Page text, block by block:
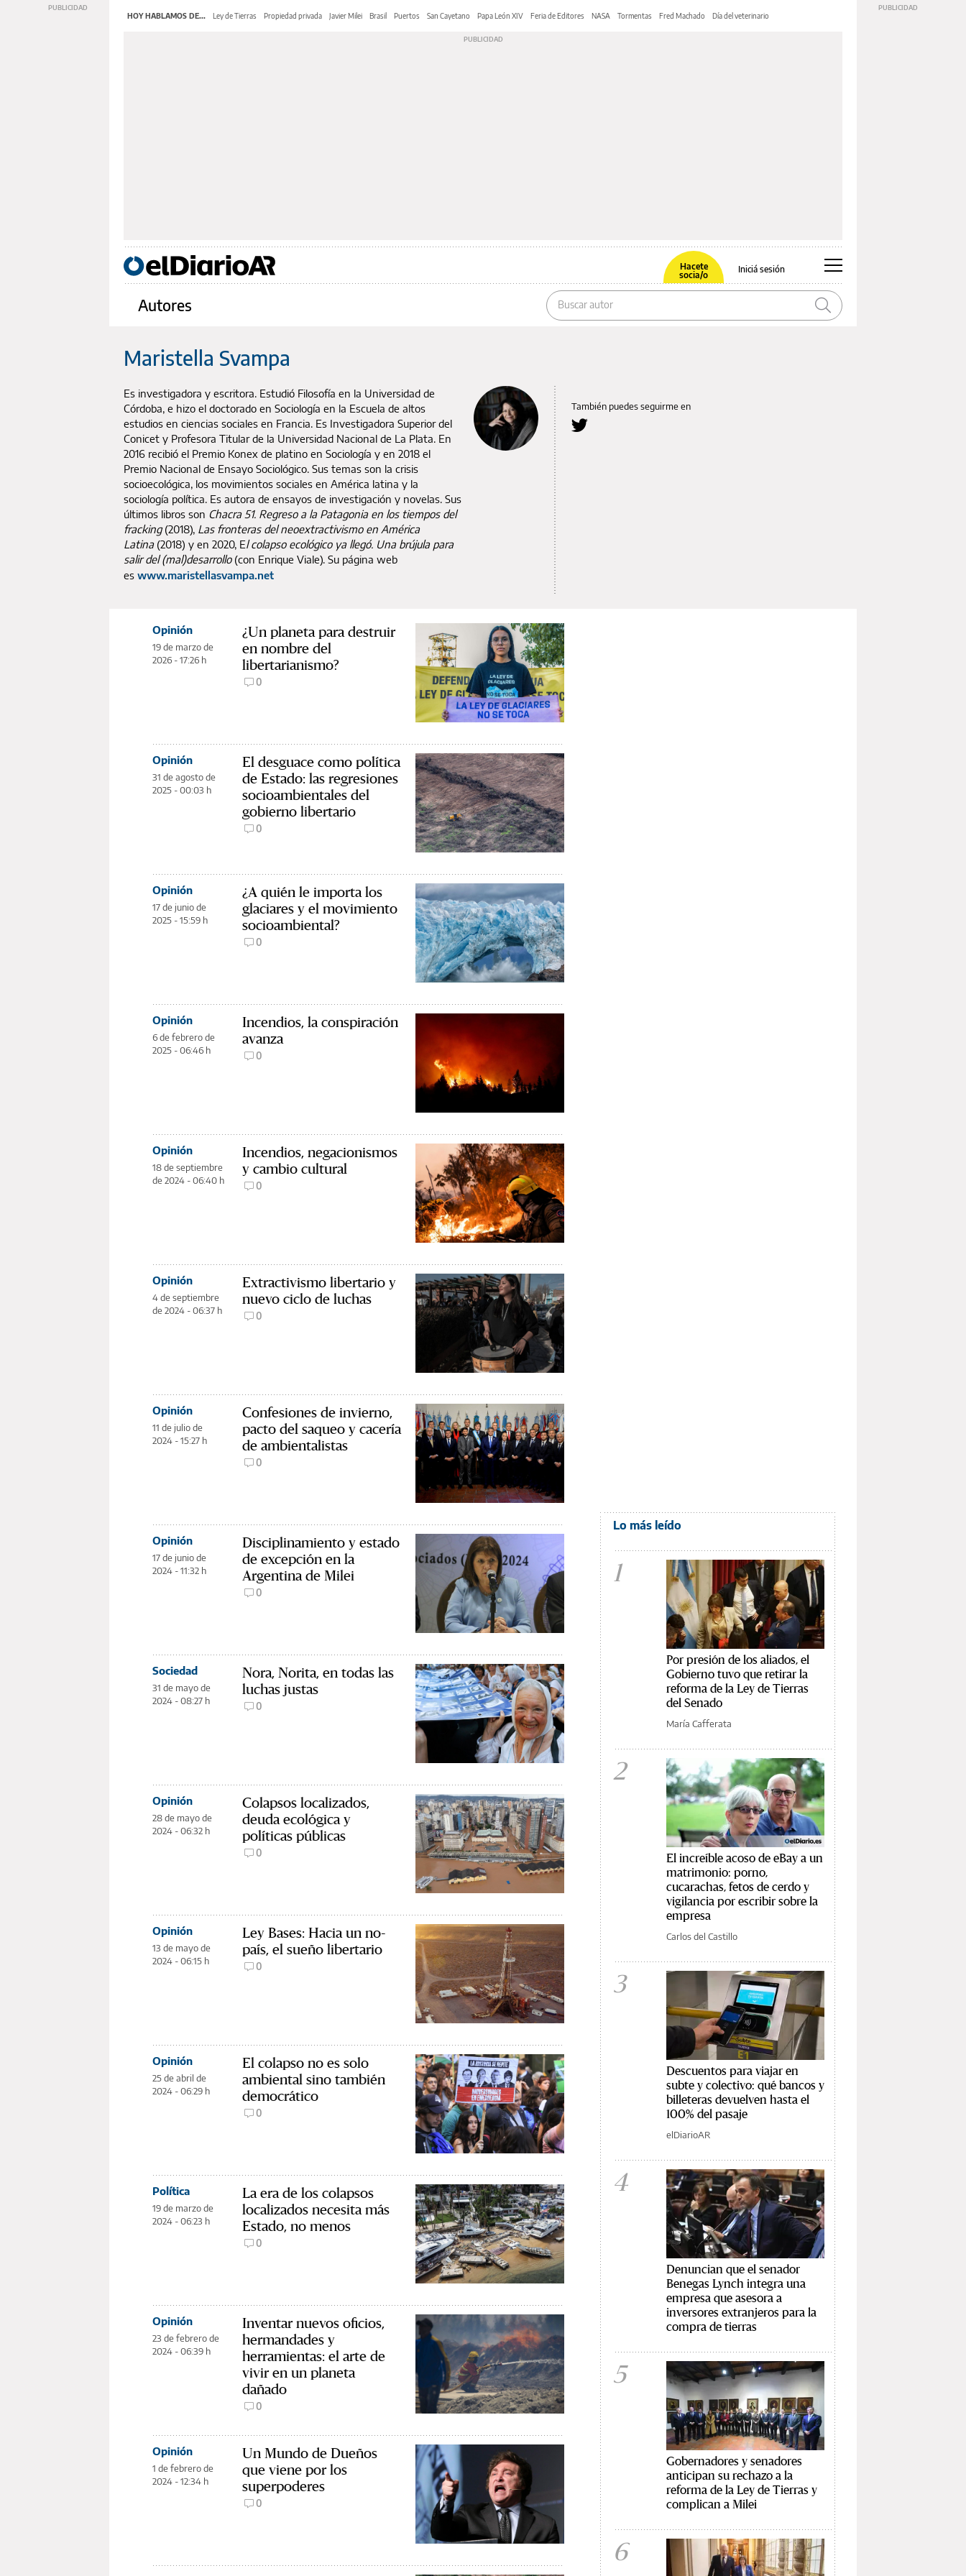
HOY HABLAMOS DE... Ley de Tierras Propiedad privada Javier Milei Brasil Puertos San Cayetano Papa León XIV Feria de Editores NASA Tormentas Fred Machado Día del veterinario
Hacete
socia/o
Iniciá sesión
Autores
Maristella Svampa
Es investigadora y escritora. Estudió Filosofía en la Universidad de
Córdoba, e hizo el doctorado en Sociología en la Escuela de altos
estudios en ciencias sociales en Francia. Es Investigadora Superior del
Conicet y Profesora Titular de la Universidad Nacional de La Plata. En
2016 recibió el Premio Konex de platino en Sociología y en 2018 el
Premio Nacional de Ensayo Sociológico. Sus temas son la crisis
socioecológica, los movimientos sociales en América latina y la
sociología política. Es autora de ensayos de investigación y novelas. Sus
últimos libros son Chacra 51. Regreso a la Patagonia en los tiempos del
fracking(2018), Las fronteras del neoextractivismo en América
Latina(2018) y en 2020, El colapso ecológico ya llegó. Una brújula para
salir del (mal)desarrollo(con Enrique Viale). Su página web
es www.maristellasvampa.net
También puedes seguirme en
Opinión
19 de marzo de
2026 - 17:26 h
¿Un planeta para destruir
en nombre del
libertarianismo?
0
Opinión
31 de agosto de
2025 - 00:03 h
El desguace como política
de Estado: las regresiones
socioambientales del
gobierno libertario
0
Opinión
17 de junio de
2025 - 15:59 h
¿A quién le importa los
glaciares y el movimiento
socioambiental?
0
Opinión
6 de febrero de
2025 - 06:46 h
Incendios, la conspiración
avanza
0
Opinión
18 de septiembre
de 2024 - 06:40 h
Incendios, negacionismos
y cambio cultural
0
Opinión
4 de septiembre
de 2024 - 06:37 h
Extractivismo libertario y
nuevo ciclo de luchas
0
Opinión
11 de julio de
2024 - 15:27 h
Confesiones de invierno,
pacto del saqueo y cacería
de ambientalistas
0
Opinión
17 de junio de
2024 - 11:32 h
Disciplinamiento y estado
de excepción en la
Argentina de Milei
0
Sociedad
31 de mayo de
2024 - 08:27 h
Nora, Norita, en todas las
luchas justas
0
Opinión
28 de mayo de
2024 - 06:32 h
Colapsos localizados,
deuda ecológica y
políticas públicas
0
Opinión
13 de mayo de
2024 - 06:15 h
Ley Bases: Hacia un no-
país, el sueño libertario
0
Opinión
25 de abril de
2024 - 06:29 h
El colapso no es solo
ambiental sino también
democrático
0
Política
19 de marzo de
2024 - 06:23 h
La era de los colapsos
localizados necesita más
Estado, no menos
0
Opinión
23 de febrero de
2024 - 06:39 h
Inventar nuevos oficios,
hermandades y
herramientas: el arte de
vivir en un planeta
dañado
0
Opinión
1 de febrero de
2024 - 12:34 h
Un Mundo de Dueños
que viene por los
superpoderes
0
Lo más leído
1
Por presión de los aliados, el
Gobierno tuvo que retirar la
reforma de la Ley de Tierras
del Senado
María Cafferata
2
El increíble acoso de eBay a un
matrimonio: porno,
cucarachas, fetos de cerdo y
vigilancia por escribir sobre la
empresa
Carlos del Castillo
3
Descuentos para viajar en
subte y colectivo: qué bancos y
billeteras devuelven hasta el
100% del pasaje
elDiarioAR
4
Denuncian que el senador
Benegas Lynch integra una
empresa que asesora a
inversores extranjeros para la
compra de tierras
5
Gobernadores y senadores
anticipan su rechazo a la
reforma de la Ley de Tierras y
complican a Milei
6